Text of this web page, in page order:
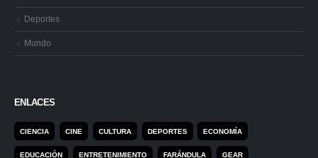
Deportes
Mundo
ENLACES
CIENCIA CINE CULTURA DEPORTES ECONOMÍA
EDUCACIÓN ENTRETENIMIENTO FARÁNDULA GEAR